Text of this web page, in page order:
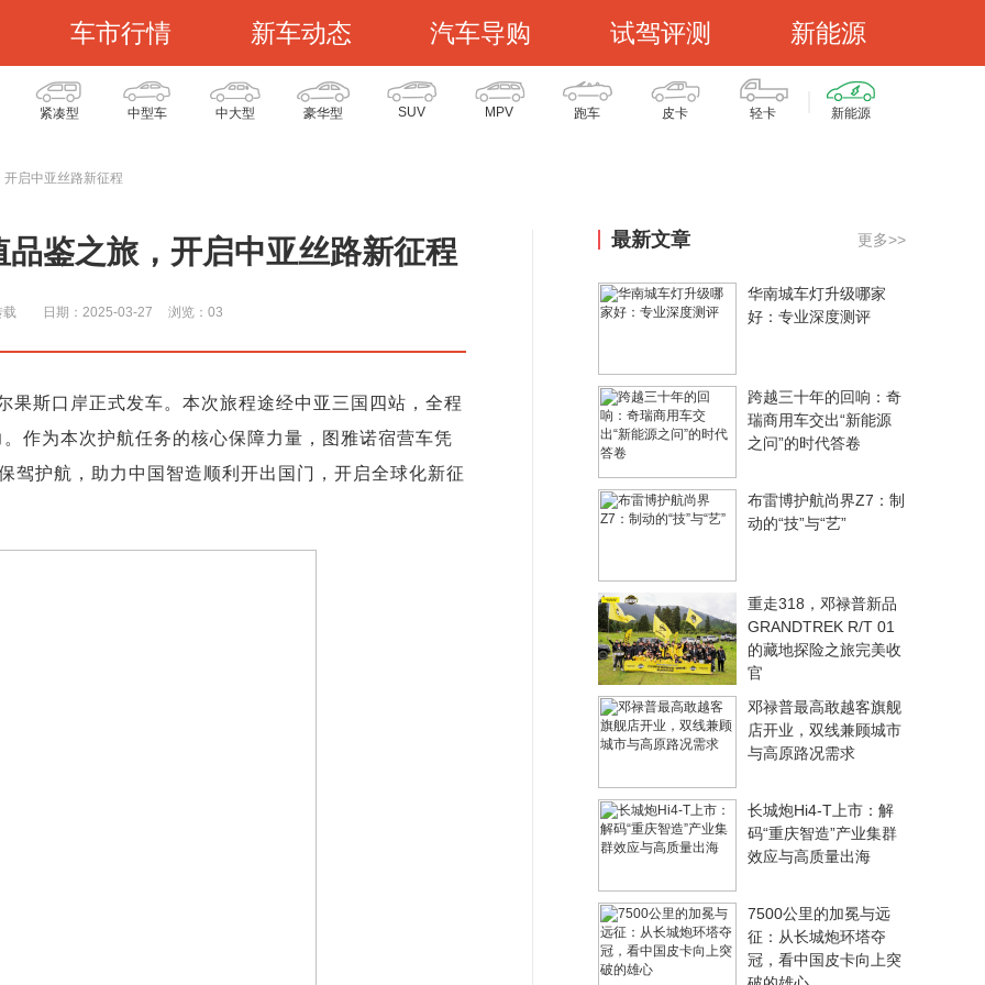
车市行情 新车动态 汽车导购 试驾评测 新能源
紧凑型 中型车 中大型 豪华型 SUV MPV 跑车 皮卡 轻卡 新能源
启中亚丝路新征程
鉴之旅，开启中亚丝路新征程
载 日期：2025-03-27 浏览：03
果斯口岸正式发车。本次旅程途经中亚三国四站，全程
作为本次护航任务的核心保障力量，图雅诺宿营车凭
驾护航，助力中国智造顺利开出国门，开启全球化新征
最新文章 更多>>
华南城车灯升级哪家
好：专业深度测评
跨越三十年的回响：奇
瑞商用车交出“新能源
之问”的时代答卷
布雷博护航尚界Z7：制
动的“技”与“艺”
重走318，邓禄普新品
GRANDTREK R/T 01
的藏地探险之旅完美收
官
邓禄普最高敢越客旗舰
店开业，双线兼顾城市
与高原路况需求
长城炮Hi4-T上市：解
码“重庆智造”产业集群
效应与高质量出海
7500公里的加冕与远
征：从长城炮环塔夺
冠，看中国皮卡向上突